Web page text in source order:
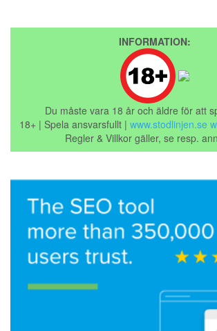
INFORMATION:
Du måste vara 18 år och äldre för att
18+ | Spela ansvarsfullt | www.stodlinjen.se
Regler & Villkor gäller, se resp.